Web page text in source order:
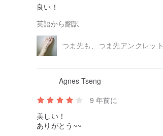
良い！
英語から翻訳
Agnes Tseng
9 年前に
美しい！
ありがとう~~